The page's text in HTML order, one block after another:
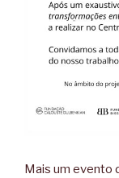
Mais um evento